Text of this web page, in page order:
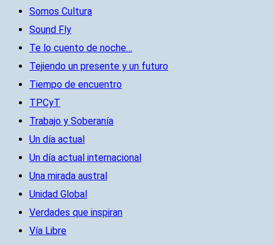
Somos Cultura
Sound Fly
Te lo cuento de noche…
Tejiendo un presente y un futuro
Tiempo de encuentro
TPCyT
Trabajo y Soberanía
Un día actual
Un día actual internacional
Una mirada austral
Unidad Global
Verdades que inspiran
Vía Libre